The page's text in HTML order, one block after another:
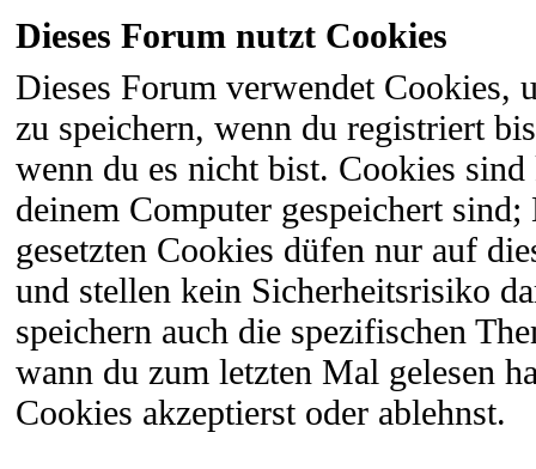
Dieses Forum nutzt Cookies
Dieses Forum verwendet Cookies,
zu speichern, wenn du registriert
wenn du es nicht bist. Cookies
deinem Computer gespeichert
gesetzten Cookies düfen nur auf
und stellen kein Sicherheitsrisiko
speichern auch die spezifischen
wann du zum letzten Mal gelesen
Cookies akzeptierst oder ablehnst.